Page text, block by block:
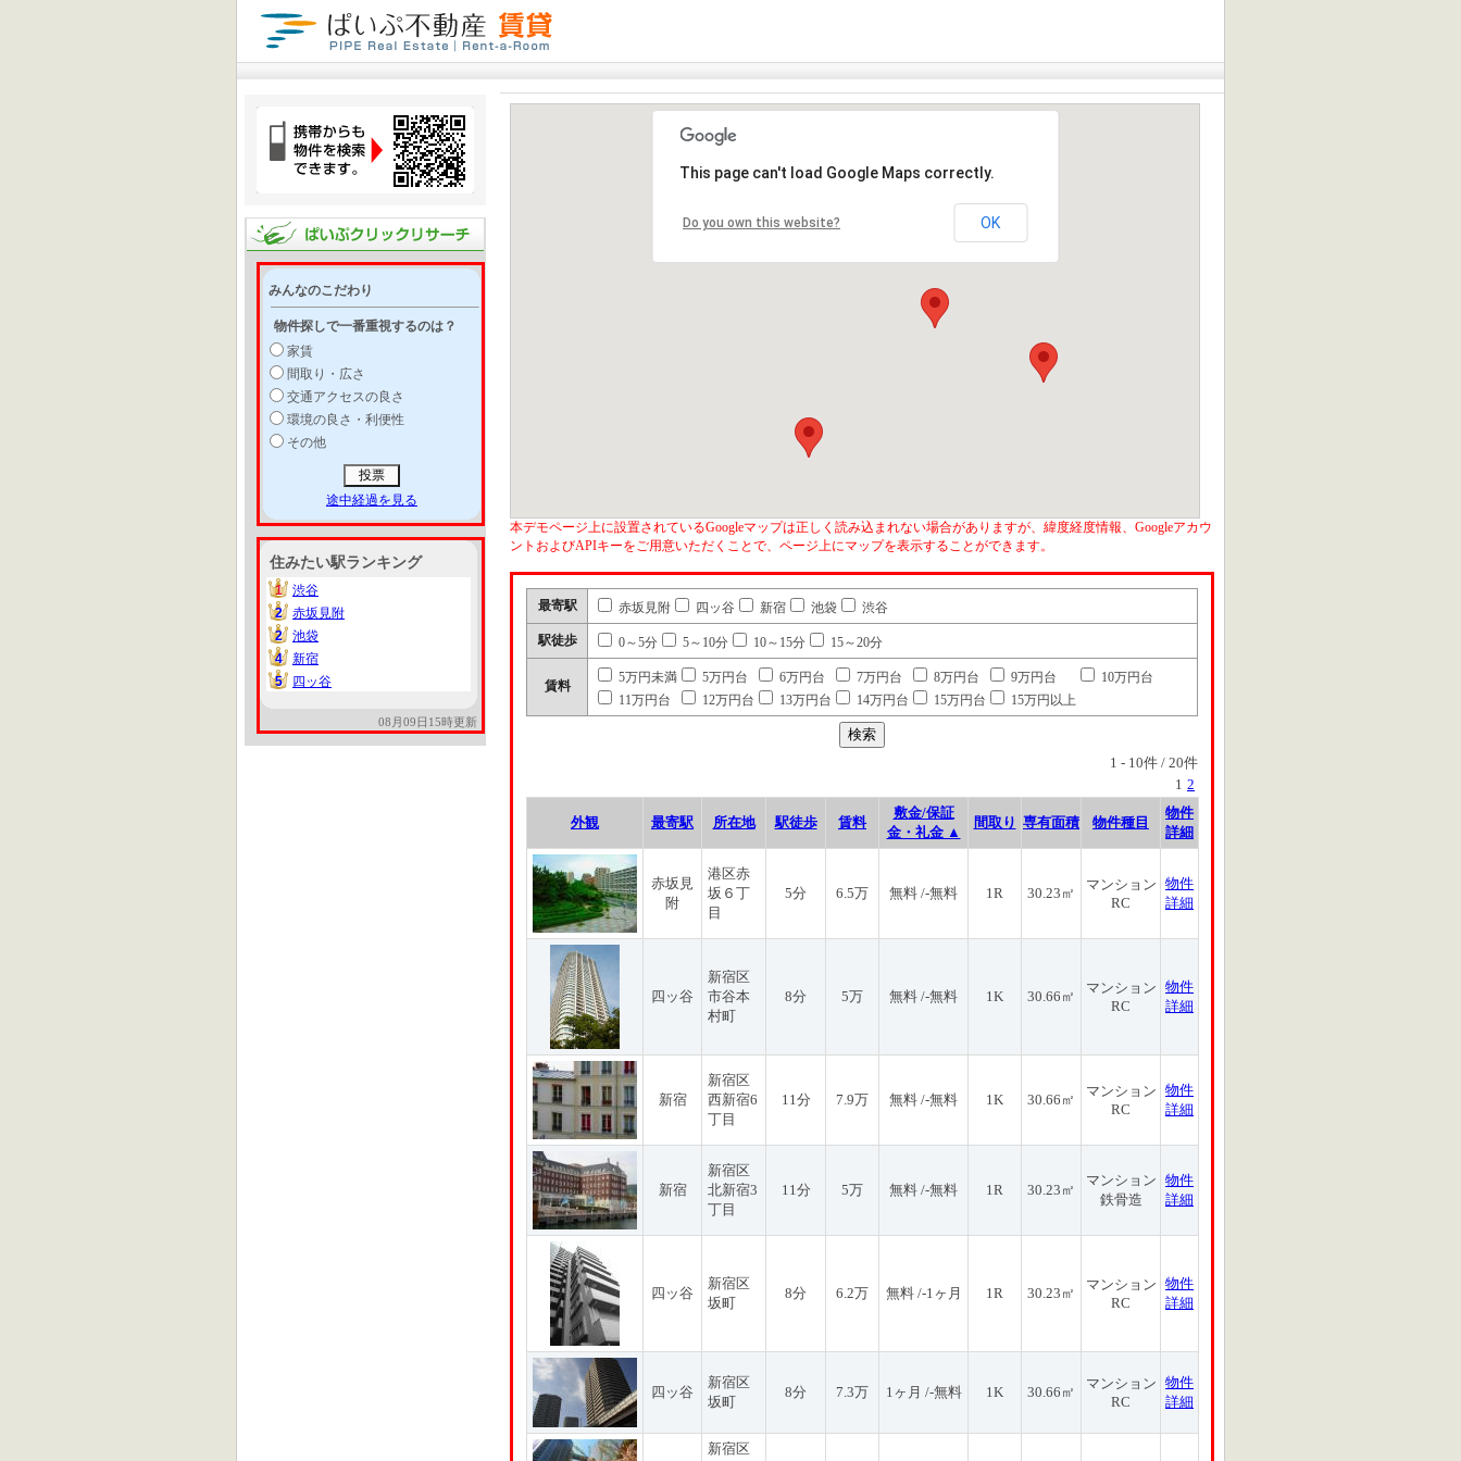
みんなのこだわり
物件探しで一番重視するのは？
家賃
間取り・広さ
交通アクセスの良さ
環境の良さ・利便性
その他
途中経過を見る
住みたい駅ランキング
1
1
渋谷
2
2
赤坂見附
2
2
池袋
4
4
新宿
5
5 四ッ谷
08月09日15時更新
This page can't load Google Maps correctly.
Do you own this website? OK
本デモページ上に設置されているGoogleマップは正しく読み込まれない場合がありますが、緯度経度情報、Googleアカウ
ントおよびAPIキーをご用意いただくことで、ページ上にマップを表示することができます。
最寄駅 赤坂見附 四ッ谷 新宿 池袋 渋谷
駅徒歩 0～5分 5～10分 10～15分 15～20分
賃料
5万円未満 5万円台 6万円台 7万円台 8万円台 9万円台
10万円台
11万円台
12万円台 13万円台 14万円台 15万円台 15万円以上
1 - 10件 / 20件
1 2
外観 最寄駅 所在地 駅徒歩 賃料
敷金/保証
金・礼金 ▲
間取り 専有面積 物件種目
物件
詳細
赤坂見
附
港区赤
坂６丁
目
5分 6.5万 無料 /-無料 1R 30.23㎡
マンション
RC
物件
詳細
四ッ谷
新宿区
市谷本
村町
8分 5万 無料 /-無料 1K 30.66㎡
マンション
RC
物件
詳細
新宿
新宿区
西新宿6
丁目
11分 7.9万 無料 /-無料 1K 30.66㎡
マンション
RC
物件
詳細
新宿
新宿区
北新宿3
丁目
11分 5万 無料 /-無料 1R 30.23㎡
マンション
鉄骨造
物件
詳細
四ッ谷
新宿区
坂町
8分 6.2万 無料 /-1ヶ月 1R 30.23㎡
マンション
RC
物件
詳細
四ッ谷
新宿区
坂町
8分 7.3万 1ヶ月 /-無料 1K 30.66㎡
マンション
RC
物件
詳細
新宿区